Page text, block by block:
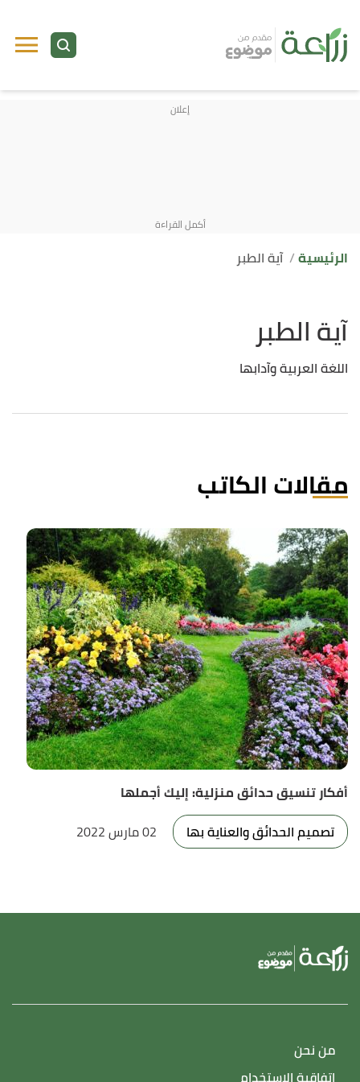
الرئيسية آية الطبر
آية الطبر
اللغة العربية وآدابها
مقالات الكاتب
أفكار تنسيق حدائق منزلية: إليك أجملها
تصميم الحدائق والعناية بها
02 مارس 2022
من نحن